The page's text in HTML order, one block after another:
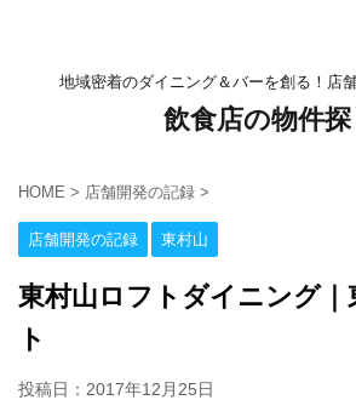
地域密着のダイニング＆バーを創る！店
飲食店の物件探
HOME > 店舗開発の記録 >
店舗開発の記録 東村山
東村山ロフトダイニング｜
ト
投稿日：2017年12月25日